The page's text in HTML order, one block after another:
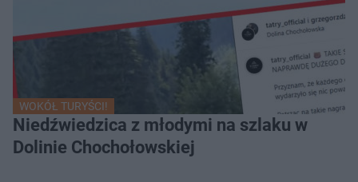
WOKÓŁ TURYŚCI!
Niedźwiedzica z młodymi na szlaku w
Dolinie Chochołowskiej